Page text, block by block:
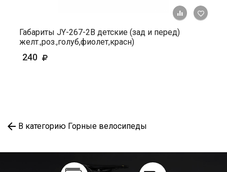
+ К
Габариты JY-267-2В детские (зад и перед)
желт.,роз.,голуб,фиолет,красн)
240
В категорию Горные велосипеды